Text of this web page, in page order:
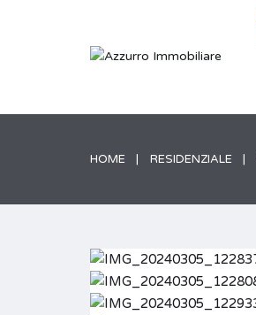
HOME RESIDENZIALE